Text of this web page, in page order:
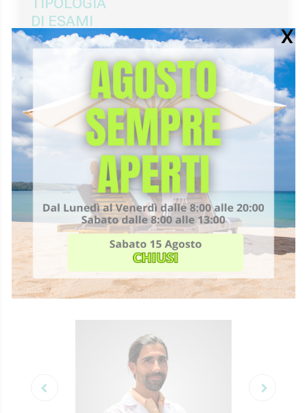
DI ESAMI
Ecografia di Base
Ecografia Specialistica in Senologia
PRENOTA ONLINE
CHIAMACI 0721-33958
Altri medici